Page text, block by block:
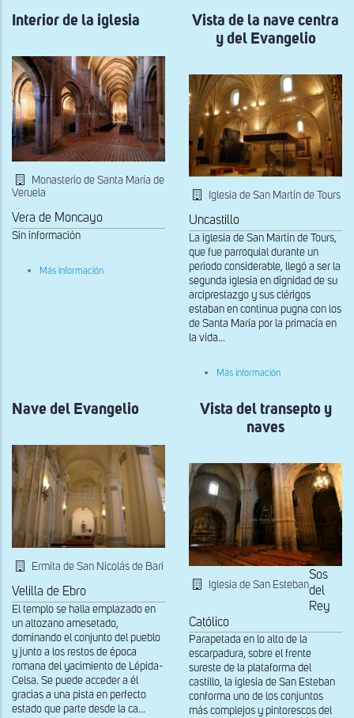
Evangelio
Interior de la iglesia
Monasterio de Santa María de
Veruela
Vera de Moncayo
Sin información
Más información
Vista de la nave centra
y del Evangelio
Iglesia de San Martín de Tours
Uncastillo
La iglesia de San Martín de Tours,
que fue parroquial durante un
periodo considerable, llegó a ser la
segunda iglesia en dignidad de su
arciprestazgo y sus clérigos
estaban en continua pugna con los
de Santa María por la primacía en
la vida...
Más información
la
centra
Evangelio
Nave del Evangelio
Ermita de San Nicolás de Bari
Velilla de Ebro
El templo se halla emplazado en
un altozano amesetado,
dominando el conjunto del pueblo
y junto a los restos de época
romana del yacimiento de Lépida-
Celsa. Se puede acceder a él
gracias a una pista en perfecto
estado que parte desde la ca...
Vista del transepto y
naves
Iglesia de San Esteban
Sos
del
Rey
Católico
Parapetada en lo alto de la
escarpadura, sobre el frente
sureste de la plataforma del
castillo, la iglesia de San Esteban
conforma uno de los conjuntos
más complejos y pintorescos del